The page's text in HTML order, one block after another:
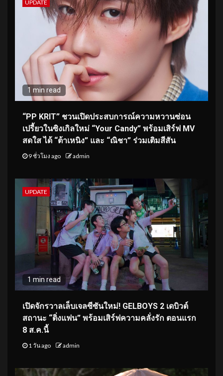
UPDATE
1 min read
“PP KRIT” ชวนเปิดประสบการณ์ความหวานซ่อน
เปรี้ยวในซิงเกิลใหม่ “Your Candy” พร้อมเสิร์ฟ MV
สดใส ได้ “ต้าเหนิง” และ “ณิชา” ร่วมเติมสีสัน
9 ชั่วโมง ago admin
UPDATE
1 min read
เปิดจักรวาลเล็บเจลซีซันใหม่! GELBOYS 2 เดบิวต์
สถานะ “ติ่งแฟน” พร้อมเสิร์ฟความคลั่งรัก ตอนแรก
8 ส.ค.นี้
1 วัน ago admin